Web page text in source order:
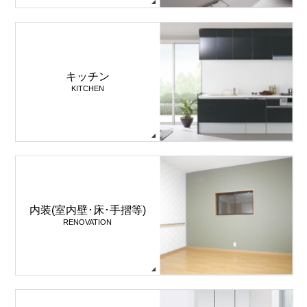
キッチン
KITCHEN
内装(室内壁･床･手摺等)
RENOVATION